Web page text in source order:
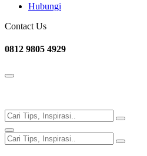
Hubungi
Contact Us
0812 9805 4929